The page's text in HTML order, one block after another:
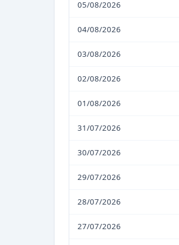
05/08/2026
04/08/2026
03/08/2026
02/08/2026
01/08/2026
31/07/2026
30/07/2026
29/07/2026
28/07/2026
27/07/2026